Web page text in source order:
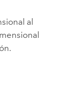
al